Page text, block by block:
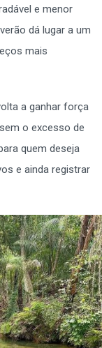
e menor
dá lugar a um
mais
a ganhar força
o excesso de
quem deseja
e ainda registrar